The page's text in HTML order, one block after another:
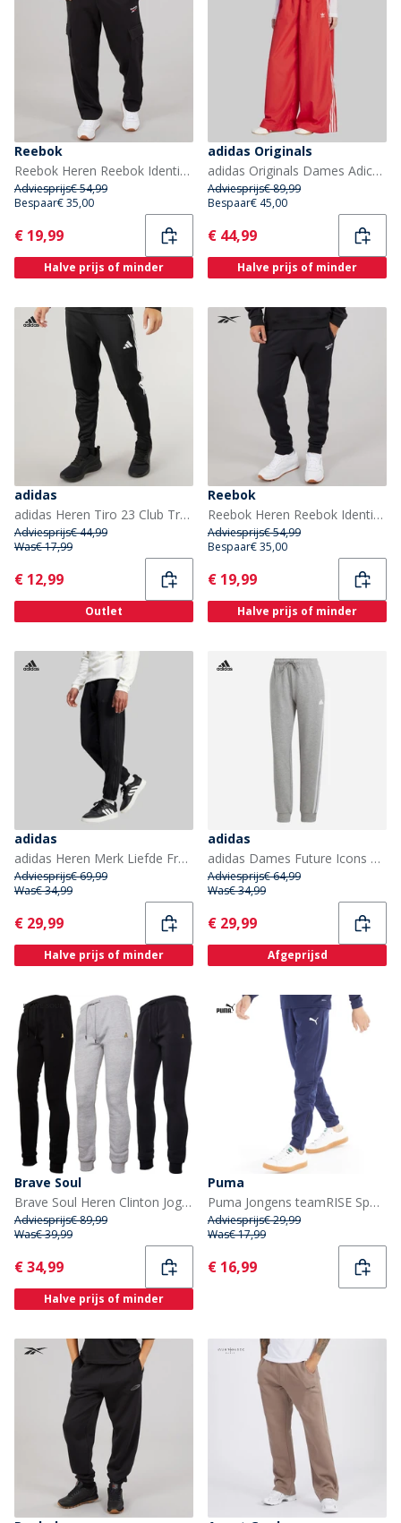
Reebok
Reebok Heren Reebok Identity Small Logo Cargo Broek Zwart/Wit/Vector Red
Adviesprijs€ 54,99
Bespaar€ 35,00
Current
€ 19,99
Halve prijs of minder
adidas Originals
adidas Originals Dames Adicolor Firebird Oversized Trainingsbroek Better Scarlet
Adviesprijs€ 89,99
Bespaar€ 45,00
Current
€ 44,99
Halve prijs of minder
adidas
adidas Heren Tiro 23 Club Trainingshose Zwart/Wit
Adviesprijs€ 44,99
Was€ 17,99
Current
€ 12,99
Outlet
Reebok
Reebok Heren Reebok Identity Klein Logo Fleece Joggers Zwart
Adviesprijs€ 54,99
Bespaar€ 35,00
Current
€ 19,99
Halve prijs of minder
adidas
adidas Heren Merk Liefde French Terry Joggingbroek Zwart
Adviesprijs€ 69,99
Was€ 34,99
Current
€ 29,99
Halve prijs of minder
adidas
adidas Dames Future Icons 3-Stripes Joggers Medium Grey Heather
Adviesprijs€ 64,99
Was€ 34,99
Current
€ 29,99
Afgeprijsd
Brave Soul
Brave Soul Heren Clinton Jogginghose Drei-Pack Schwarz/Grau/Marine
Adviesprijs€ 89,99
Was€ 39,99
Current
€ 34,99
Halve prijs of minder
Puma
Puma Jongens teamRISE Sportperformance broeken Blauw
Adviesprijs€ 29,99
Was€ 17,99
Current
€ 16,99